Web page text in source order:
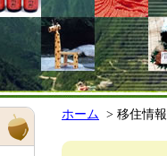
ホーム > 移住情報